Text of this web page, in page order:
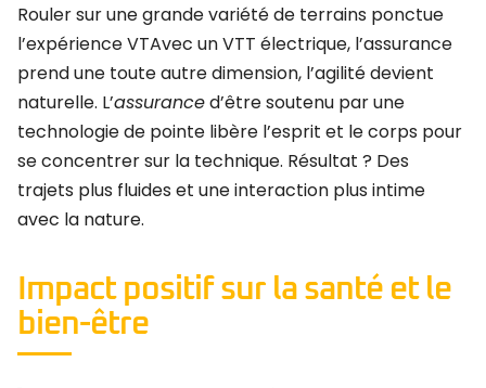
Rouler sur une grande variété de terrains ponctue
l’expérience VTAvec un VTT électrique, l’assurance
prend une toute autre dimension, l’agilité devient
naturelle. L’assuranced’être soutenu par une
technologie de pointe libère l’esprit et le corps pour
se concentrer sur la technique. Résultat ? Des
trajets plus fluides et une interaction plus intime
avec la nature.
Impact positif sur la santé et le
bien-être